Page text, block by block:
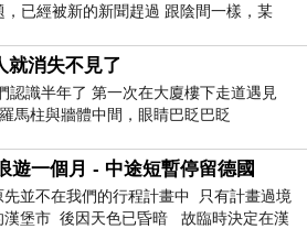
已經被新的新聞趕過 跟陰間一樣，某
就消失不見了
認識半年了 第一次在大廈樓下走道遇見
馬柱與牆體中間，眼睛巴眨巴眨
遊一個月 - 中途短暫停留德國
先並不在我們的行程計畫中 只有計畫過境
漢堡市 後因天色已昏暗 故臨時決定在漢